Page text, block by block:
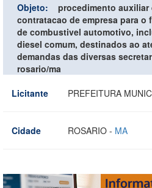
Objeto:
procedimento auxiliar
contratacao de empresa para
de combustivel automotivo,
diesel comum, destinados ao
demandas das diversas
rosario/ma
Licitante
PREFEITURA
Cidade ROSARIO - MA